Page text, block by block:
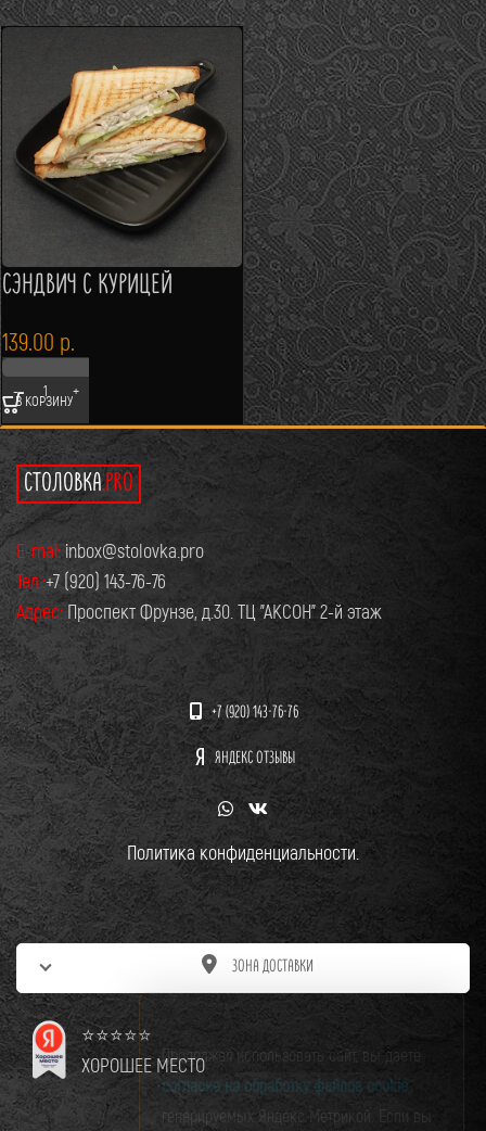
СЭНДВИЧ С КУРИЦЕЙ
139.00 р.
В КОРЗИНУ
СТОЛОВКА.PRO
E-mai: inbox@stolovka.pro
Тел.:+7 (920) 143-76-76
Адрес: Проспект Фрунзе, д.30. ТЦ "АКСОН" 2-й этаж
+7 (920) 143-76-76
ЯНДЕКС ОТЗЫВЫ
Политика конфиденциальности.
ЗОНА ДОСТАВКИ
⭐⭐⭐⭐⭐
ХОРОШЕЕ МЕСТОПродолжая использовать сайт, вы даете
согласие на обработку файлов cookie
генерируемых Яндекс Метрикой. Если вы